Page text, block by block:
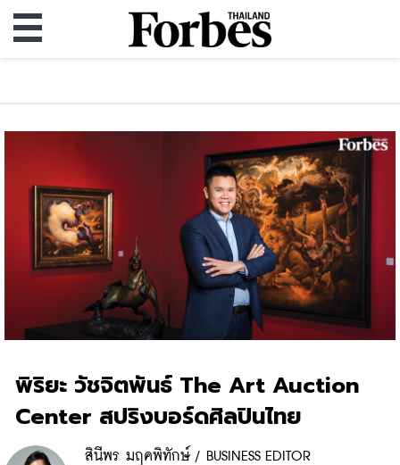
พิริยะ วัชจิตพันธ์ The Art Auction
Center สปริงบอร์ดศิลปินไทย
สินีพร มฤคพิทักษ์ / BUSINESS EDITOR